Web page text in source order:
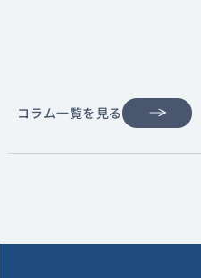
コラム一覧を見る